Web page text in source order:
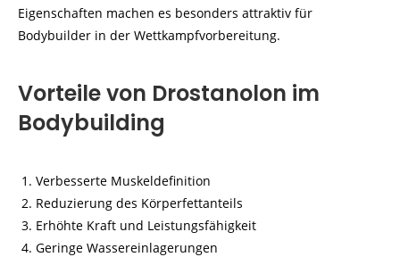
Eigenschaften machen es besonders attraktiv für
Bodybuilder in der Wettkampfvorbereitung.
Vorteile von Drostanolon im
Bodybuilding
Verbesserte Muskeldefinition
Reduzierung des Körperfettanteils
Erhöhte Kraft und Leistungsfähigkeit
Geringe Wassereinlagerungen